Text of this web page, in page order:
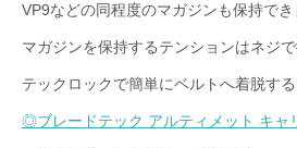
VP9などの同程度のマガジンも保持でき
マガジンを保持するテンションはネジで
テックロックで簡単にベルトへ着脱する
◎ブレードテック アルティメット キャ